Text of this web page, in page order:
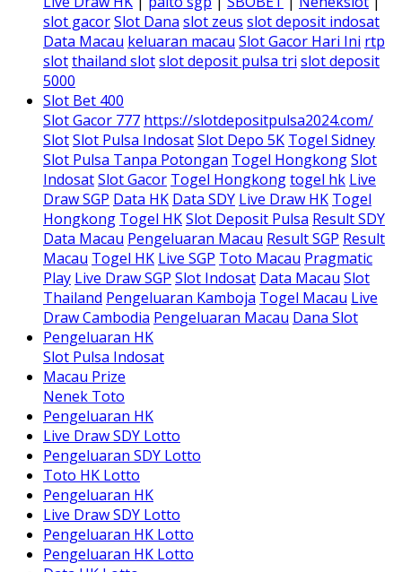
slot gacorSlot Dana slot zeus slot deposit indosat
Data Macau keluaran macau Slot Gacor Hari Ini rtp
slotthailand slotslot deposit pulsa tri slot deposit
5000
Slot Bet 400
Slot Gacor 777 https://slotdepositpulsa2024.com/
SlotSlot Pulsa IndosatSlot Depo 5K Togel Sidney
Slot Pulsa Tanpa Potongan Togel HongkongSlot
IndosatSlot Gacor Togel Hongkongtogel hk Live
Draw SGP Data HK Data SDY Live Draw HK Togel
Hongkong Togel HKSlot Deposit Pulsa Result SDY
Data Macau Pengeluaran Macau Result SGP Result
Macau Togel HK Live SGP Toto Macau Pragmatic
Play Live Draw SGP Slot Indosat Data Macau Slot
Thailand Pengeluaran Kamboja Togel Macau Live
Draw Cambodia Pengeluaran Macau Dana Slot
Pengeluaran HK
Slot Pulsa Indosat
Macau Prize
Nenek Toto
Pengeluaran HK
Live Draw SDY Lotto
Pengeluaran SDY Lotto
Toto HK Lotto
Pengeluaran HK
Live Draw SDY Lotto
Pengeluaran HK Lotto
Pengeluaran HK Lotto